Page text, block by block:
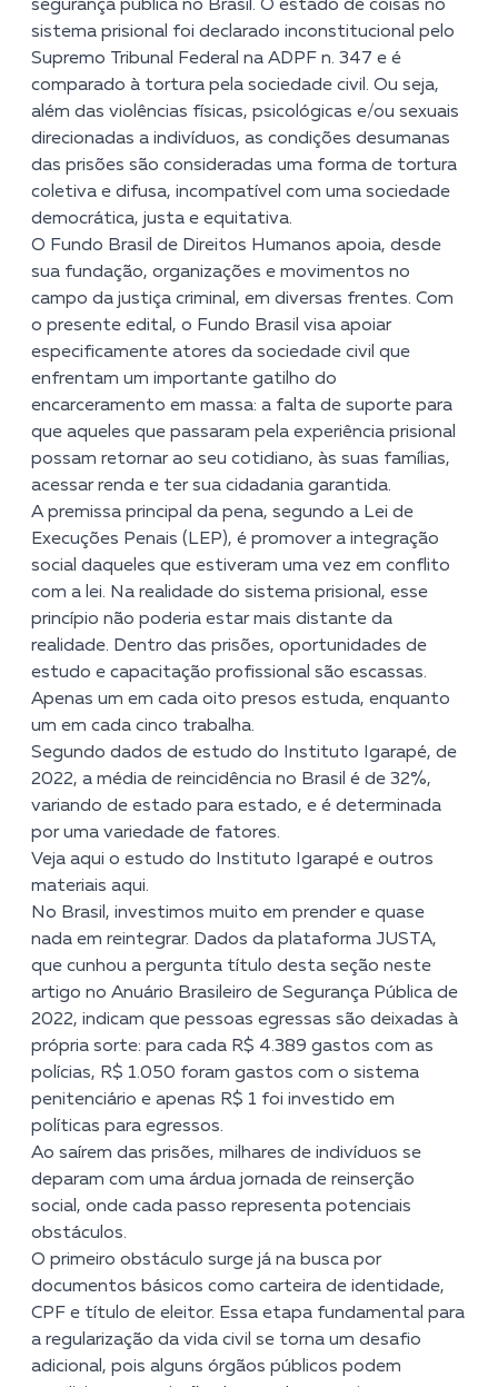
segurança pública no Brasil. O estado de coisas no
sistema prisional foi declarado inconstitucional pelo
Supremo Tribunal Federal na ADPF n. 347 e é
comparado à tortura pela sociedade civil. Ou seja,
além das violências físicas, psicológicas e/ou sexuais
direcionadas a indivíduos, as condições desumanas
das prisões são consideradas uma forma de tortura
coletiva e difusa, incompatível com uma sociedade
democrática, justa e equitativa.
O Fundo Brasil de Direitos Humanos apoia, desde
sua fundação, organizações e movimentos no
campo da justiça criminal, em diversas frentes. Com
o presente edital, o Fundo Brasil visa apoiar
especificamente atores da sociedade civil que
enfrentam um importante gatilho do
encarceramento em massa: a falta de suporte para
que aqueles que passaram pela experiência prisional
possam retornar ao seu cotidiano, às suas famílias,
acessar renda e ter sua cidadania garantida.
A premissa principal da pena, segundo a Lei de
Execuções Penais (LEP), é promover a integração
social daqueles que estiveram uma vez em conflito
com a lei. Na realidade do sistema prisional, esse
princípio não poderia estar mais distante da
realidade. Dentro das prisões, oportunidades de
estudo e capacitação profissional são escassas.
Apenas um em cada oito presos estuda, enquanto
um em cada cinco trabalha.
Segundo dados de estudo do Instituto Igarapé, de
2022, a média de reincidência no Brasil é de 32%,
variando de estado para estado, e é determinada
por uma variedade de fatores.
Veja aqui o estudo do Instituto Igarapé e outros
materiais aqui.
No Brasil, investimos muito em prender e quase
nada em reintegrar. Dados da plataforma JUSTA,
que cunhou a pergunta título desta seção neste
artigo no Anuário Brasileiro de Segurança Pública de
2022, indicam que pessoas egressas são deixadas à
própria sorte: para cada R$ 4.389 gastos com as
polícias, R$ 1.050 foram gastos com o sistema
penitenciário e apenas R$ 1 foi investido em
políticas para egressos.
Ao saírem das prisões, milhares de indivíduos se
deparam com uma árdua jornada de reinserção
social, onde cada passo representa potenciais
obstáculos.
O primeiro obstáculo surge já na busca por
documentos básicos como carteira de identidade,
CPF e título de eleitor. Essa etapa fundamental para
a regularização da vida civil se torna um desafio
adicional, pois alguns órgãos públicos podem